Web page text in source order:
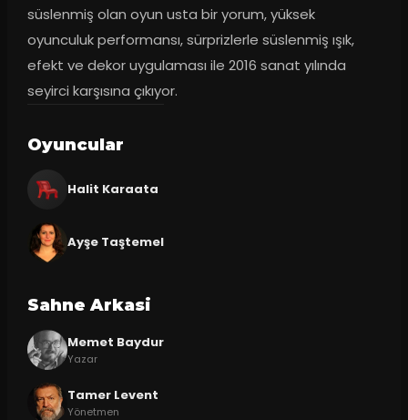
süslenmiş olan oyun usta bir yorum, yüksek
oyunculuk performansı, sürprizlerle süslenmiş ışık,
efekt ve dekor uygulaması ile 2016 sanat yılında
seyirci karşısına çıkıyor.
Oyuncular
Halit Karaata
Ayşe Taştemel
Sahne Arkasi
Memet Baydur
Yazar
Tamer Levent
Yönetmen